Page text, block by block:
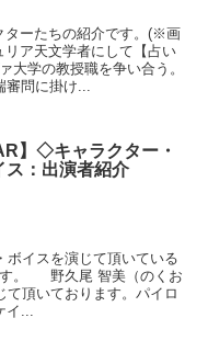
ターたちの紹介です。(※画
ア天文学者にして【占い
大学の教授職を争い合う。
審問に掛け...
】◇キャラクター・
ス：出演者紹介
ボイスを演じて頂いている
す。 野久尾 智美（のくお
て頂いております。パイロ
イ...